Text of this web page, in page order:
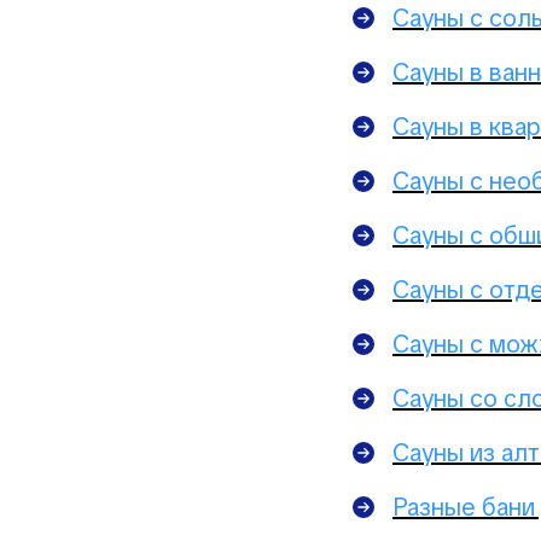
Сауны с
Сауны в
Сауны в
Сауны с
Сауны с
Сауны с
Сауны с
Сауны со
Сауны из
Разные